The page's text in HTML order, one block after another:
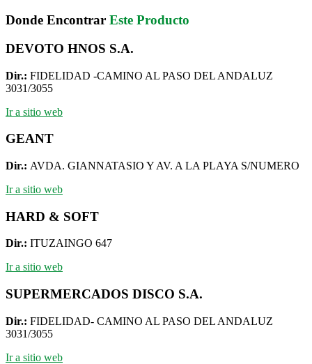
Donde Encontrar Este Producto
DEVOTO HNOS S.A.
Dir.: FIDELIDAD -CAMINO AL PASO DEL ANDALUZ
3031/3055
Ir a sitio web
GEANT
Dir.: AVDA. GIANNATASIO Y AV. A LA PLAYA S/NUMERO
Ir a sitio web
HARD & SOFT
Dir.: ITUZAINGO 647
Ir a sitio web
SUPERMERCADOS DISCO S.A.
Dir.: FIDELIDAD- CAMINO AL PASO DEL ANDALUZ
3031/3055
Ir a sitio web